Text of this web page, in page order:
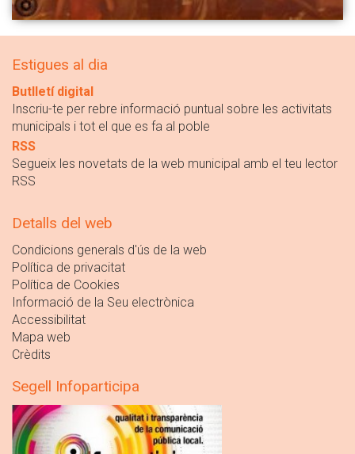
Estigues al dia
Butlletí digital
Inscriu-te per rebre informació puntual sobre les activitats
municipals i tot el que es fa al poble
RSS
Segueix les novetats de la web municipal amb el teu lector
RSS
Detalls del web
Condicions generals d'ús de la web
Política de privacitat
Política de Cookies
Informació de la Seu electrònica
Accessibilitat
Mapa web
Crèdits
Segell Infoparticipa